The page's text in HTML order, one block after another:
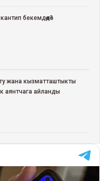
бекемдөөдө?
жана кызматташтыкты
аянтчага айланды